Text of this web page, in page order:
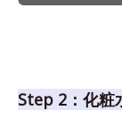
Step 2：化粧